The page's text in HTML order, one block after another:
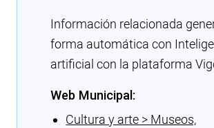
Información relacionada
forma automática con
artificial con la plataforma
Web Municipal:
Cultura y arte > Museos,